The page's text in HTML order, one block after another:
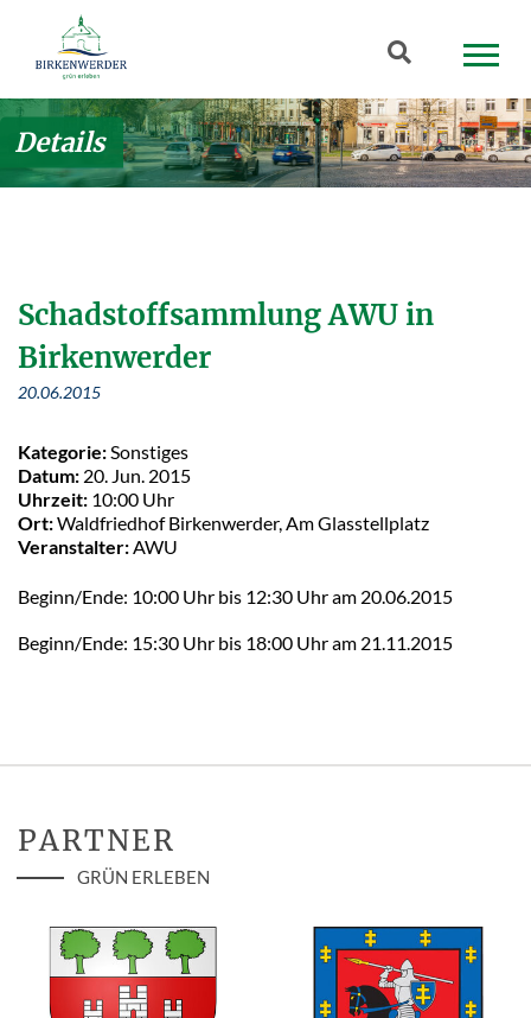
Zum Hauptinhalt springen
Suchbegriff
Details
Schadstoffsammlung AWU in
Birkenwerder
20.06.2015
Kategorie: Sonstiges
Datum: 20. Jun. 2015
Uhrzeit: 10:00 Uhr
Ort:Waldfriedhof Birkenwerder, Am Glasstellplatz
Veranstalter: AWU
Beginn/Ende: 10:00 Uhr bis 12:30 Uhr am 20.06.2015
Beginn/Ende: 15:30 Uhr bis 18:00 Uhr am 21.11.2015
PARTNER
GRÜN ERLEBEN